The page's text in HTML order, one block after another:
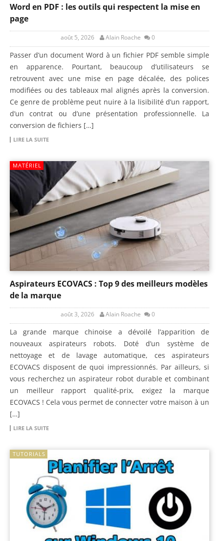
Word en PDF : les outils qui respectent la mise en
page
août 5, 2026 Alain Roache 0
Passer d’un document Word à un fichier PDF semble simple
en apparence. Pourtant, beaucoup d’utilisateurs se
retrouvent avec une mise en page décalée, des polices
modifiées ou des tableaux mal alignés après la conversion.
Ce genre de problème peut nuire à la lisibilité d’un rapport,
d’un contrat ou d’une présentation professionnelle. La
conversion de fichiers […]
LIRE LA SUITE
MATÉRIEL
Aspirateurs ECOVACS : Top 9 des meilleurs modèles
de la marque
août 3, 2026 Alain Roache 0
La grande marque chinoise a dévoilé l’apparition de
nouveaux aspirateurs robots. Doté d’un système de
nettoyage et de lavage automatique, ces aspirateurs
ECOVACS disposent de quoi impressionnés. Par ailleurs, si
vous recherchez un aspirateur robot durable et combinant
un meilleur rapport qualité-prix, exigez la marque
ECOVACS ! Cela vous permet de connecter votre maison à un
[…]
LIRE LA SUITE
TUTORIALS